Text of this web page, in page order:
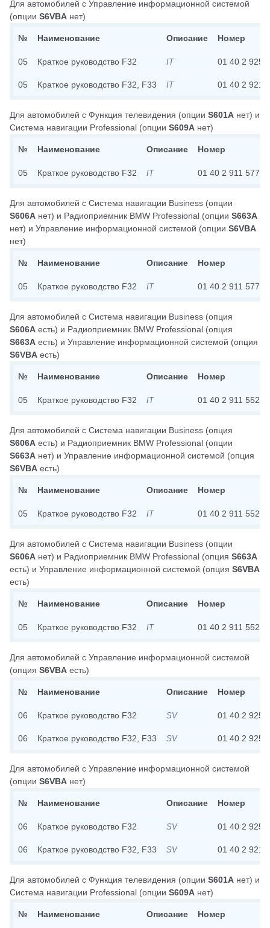
Для автомобилей с Управление информационной системой
(опции S6VBA нет)
№ Наименование Описание Номер
05 Краткое руководство F32 IT 01 40 2 925
05 Краткое руководство F32, F33 IT 01 40 2 921
Для автомобилей с Функция телевидения (опции S601A нет) и
Система навигации Professional (опции S609A нет)
№ Наименование Описание Номер
05 Краткое руководство F32 IT 01 40 2 911 577
Для автомобилей с Система навигации Business (опции
S606A нет) и Радиоприемник BMW Professional (опции S663A
нет) и Управление информационной системой (опции S6VBA
нет)
№ Наименование Описание Номер
05 Краткое руководство F32 IT 01 40 2 911 577
Для автомобилей с Система навигации Business (опция
S606A есть) и Радиоприемник BMW Professional (опция
S663A есть) и Управление информационной системой (опция
S6VBA есть)
№ Наименование Описание Номер
05 Краткое руководство F32 IT 01 40 2 911 552
Для автомобилей с Система навигации Business (опция
S606A есть) и Радиоприемник BMW Professional (опции
S663A нет) и Управление информационной системой (опция
S6VBA есть)
№ Наименование Описание Номер
05 Краткое руководство F32 IT 01 40 2 911 552
Для автомобилей с Система навигации Business (опции
S606A нет) и Радиоприемник BMW Professional (опция S663A
есть) и Управление информационной системой (опция S6VBA
есть)
№ Наименование Описание Номер
05 Краткое руководство F32 IT 01 40 2 911 552
Для автомобилей с Управление информационной системой
(опция S6VBA есть)
№ Наименование Описание Номер
06 Краткое руководство F32 SV 01 40 2 925
06 Краткое руководство F32, F33 SV 01 40 2 925
Для автомобилей с Управление информационной системой
(опции S6VBA нет)
№ Наименование Описание Номер
06 Краткое руководство F32 SV 01 40 2 925
06 Краткое руководство F32, F33 SV 01 40 2 921
Для автомобилей с Функция телевидения (опции S601A нет) и
Система навигации Professional (опции S609A нет)
№ Наименование Описание Номер